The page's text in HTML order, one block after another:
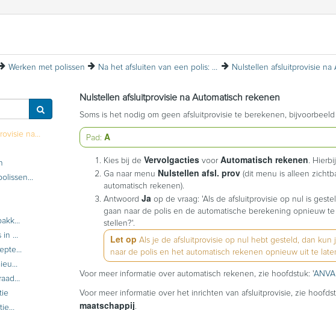
Werken met polissen Na het afsluiten van een polis: polisvervolgacties
ANVA vervolgacties voor niet-volmachtkantoren
ANVA vervolgacties voor volmachtkantoren
Tariefkorting losse polissen (volmacht)
Inactieve polissen en pakketten
Maatschappijgegevens in de polis raadplegen
Special limits laten accepteren door de maatschappij
Overstappen op een nieuw product
Historie van een polis raadplegen
Verwijzingen tussen relaties en polissen
Nulstellen afsluitprovisie na Automatisch rekenen
Soms is het nodig om geen afsluitprovisie te berekenen,
Pad: A
Kies bij de Vervolgacties voor Automatisch rekenen .
Ga naar menu Nulstellen afsl. prov (dit menu is alleen
automatisch rekenen).
Antwoord Ja op de vraag: 'Als de afsluitprovisie op nul is
gaan naar de polis en de automatische berekening opnieuw
stellen?'.
Let op Als je de afsluitprovisie op nul hebt gesteld, dan
naar de polis en het automatisch rekenen opnieuw uit te
Voor meer informatie over automatisch rekenen, zie hoofdstuk: '
Voor meer informatie over het inrichten van afsluitprovisie, zie
maatschappij